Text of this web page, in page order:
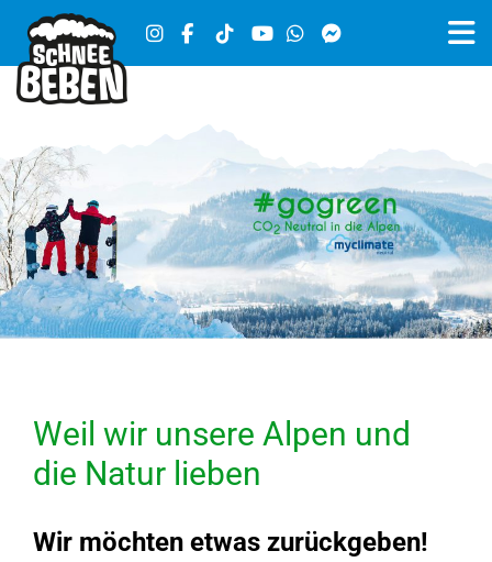
Weil wir unsere Alpen und
die Natur lieben
Wir möchten etwas zurückgeben!